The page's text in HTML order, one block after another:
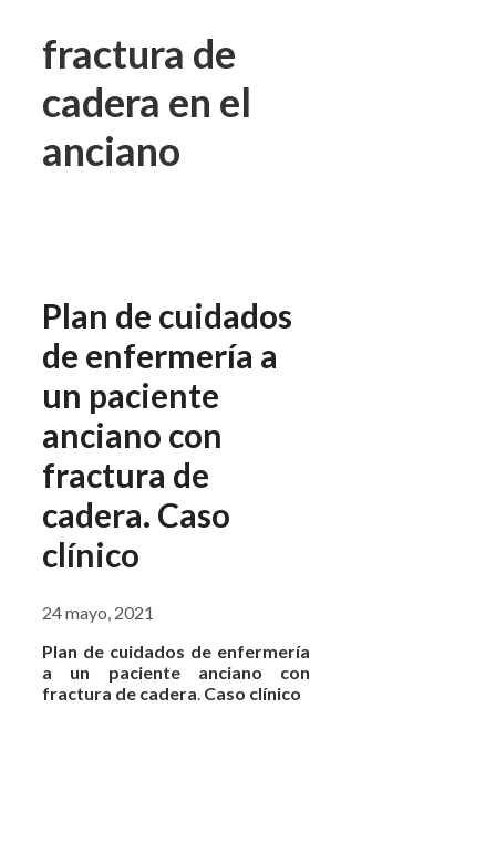
fractura de
cadera en el
anciano
Plan de cuidados
de enfermería a
un paciente
anciano con
fractura de
cadera. Caso
clínico
24 mayo, 2021
Plan de cuidados de enfermería
a un paciente anciano con
fractura de cadera. Caso clínico